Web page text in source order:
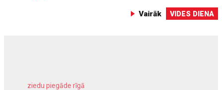
Vairāk VIDES DIENA
ziedu piegāde rīgā